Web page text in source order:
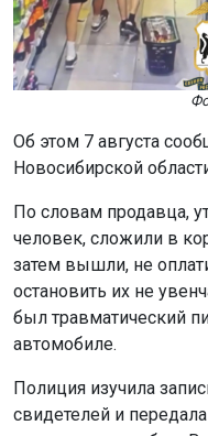
Об этом 7 августа
Новосибирской
По словам продавца,
человек, сложили в
затем вышли, не
остановить их не
был травматический
автомобиле.
Полиция изучила
свидетелей и